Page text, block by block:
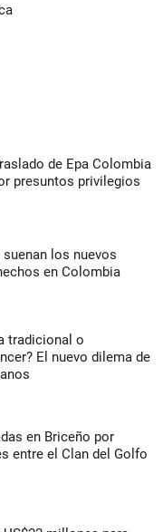
de Epa Colombia
presuntos privilegios
suenan los nuevos
en Colombia
tradicional o
El nuevo dilema de
en Briceño por
entre el Clan del Golfo